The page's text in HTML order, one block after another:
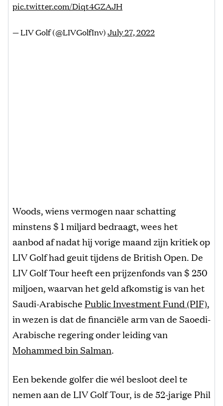
pic.twitter.com/Diqt4GZAJH
— LIV Golf (@LIVGolfInv)July 27, 2022
Woods, wiens vermogen naar schatting
minstens $ 1 miljard bedraagt, wees het
aanbod af nadat hij vorige maand zijn kritiek op
LIV Golf had geuit tijdens de British Open. De
LIV Golf Tour heeft een prijzenfonds van $ 250
miljoen, waarvan het geld afkomstig is van het
Saudi-Arabische Public Investment Fund (PIF),
in wezen is dat de financiële arm van de Saoedi-
Arabische regering onder leiding van
Mohammed bin Salman.
Een bekende golfer die wél besloot deel te
nemen aan de LIV Golf Tour, is de 52-jarige Phil